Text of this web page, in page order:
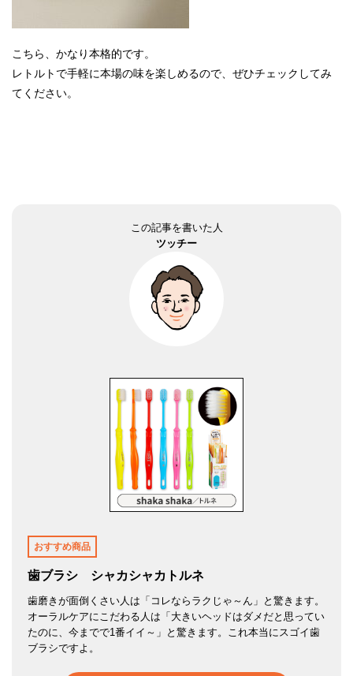
こちら、かなり本格的です。
レトルトで手軽に本場の味を楽しめるので、ぜひチェックしてみ
てください。
この記事を書いた人
ツッチー
おすすめ商品
歯ブラシ シャカシャカトルネ
歯磨きが面倒くさい人は「コレならラクじゃ～ん」と驚きます。
オーラルケアにこだわる人は「大きいヘッドはダメだと思ってい
たのに、今までで1番イイ～」と驚きます。これ本当にスゴイ歯
ブラシですよ。